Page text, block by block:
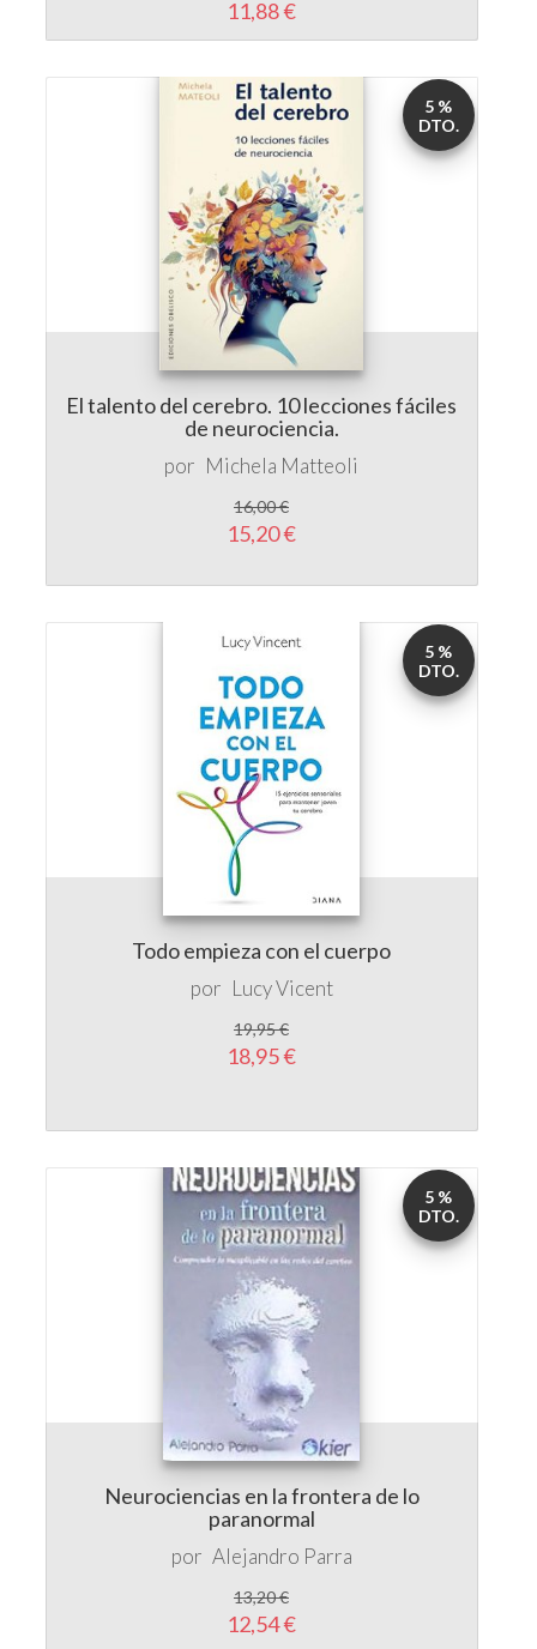
11,88 €
El talento del cerebro. 10 lecciones fáciles
de neurociencia.
por Michela Matteoli
16,00 €
15,20 €
5 %
DTO.
Todo empieza con el cuerpo
por Lucy Vicent
19,95 €
18,95 €
5 %
DTO.
Neurociencias en la frontera de lo
paranormal
por Alejandro Parra
13,20 €
12,54 €
5 %
DTO.